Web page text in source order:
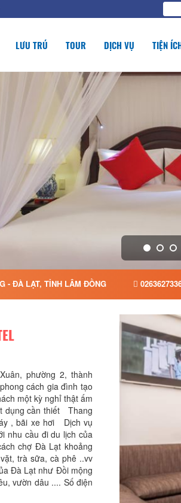
LƯU TRÚ TOUR DỊCH VỤ TIỆN
- ĐÀ LẠT, TỈNH LÂM ĐỒNG
phường 2, thành
cách gia đình tạo
một kỳ nghỉ thật ấm
dụng cần thiết Thang
, bãi xe hơi Dịch vụ
nhu cầu đi du lịch của
chợ Đà Lạt khoảng
trà sữa, cà phê ..vv
Đà Lạt như Đồi mộng
vườn dâu .... Số điện